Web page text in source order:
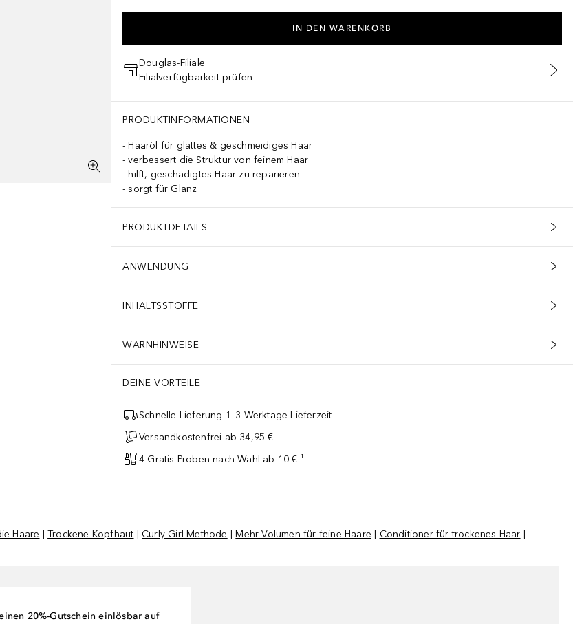
IN DEN WARENKORB
Douglas-Filiale
Filialverfügbarkeit prüfen
PRODUKTINFORMATIONEN
Haaröl für glattes & geschmeidiges Haar
verbessert die Struktur von feinem Haar
hilft, geschädigtes Haar zu reparieren
sorgt für Glanz
PRODUKTDETAILS
ANWENDUNG
INHALTSSTOFFE
WARNHINWEISE
DEINE VORTEILE
Schnelle Lieferung 1–3 Werktage Lieferzeit
Versandkostenfrei ab 34,95 €
4 Gratis-Proben nach Wahl ab 10 € ¹
Haare |Trockene Kopfhaut Curly Girl Methode |Mehr Volumen für feine Haare Conditioner für trockenes Haar
20%-Gutschein einlösbar auf